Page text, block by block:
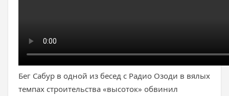
Бег Сабур в одной из бесед с Радио Озоди в вялых
темпах строительства «высоток» обвинил